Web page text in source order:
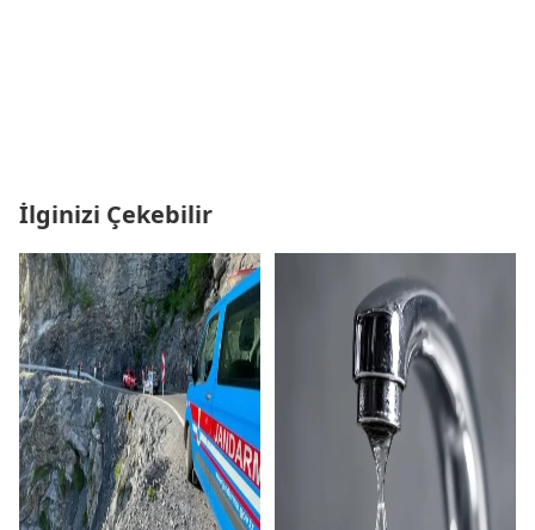
İlginizi Çekebilir